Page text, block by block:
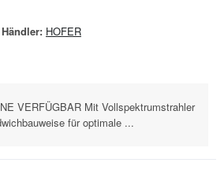
Händler: HOFER
VERFÜGBAR Mit Vollspektrumstrahler
für optimale ...